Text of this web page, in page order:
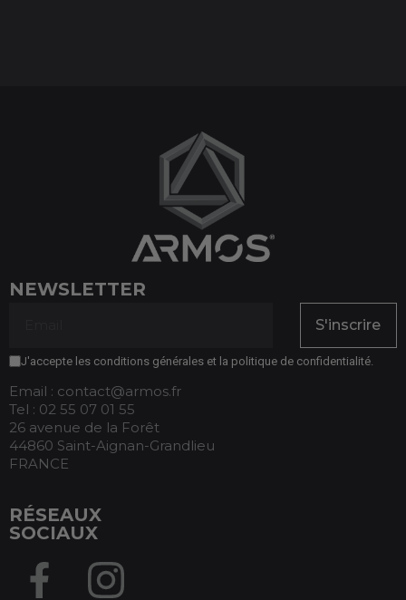
(1 avis)
NEWSLETTER
S'inscrire
J'accepte les conditions générales et la politique de confidentialité.
Email : contact@armos.fr
Tel : 02 55 07 01 55
26 avenue de la Forêt
44860 Saint-Aignan-Grandlieu
FRANCE
RÉSEAUX
SOCIAUX